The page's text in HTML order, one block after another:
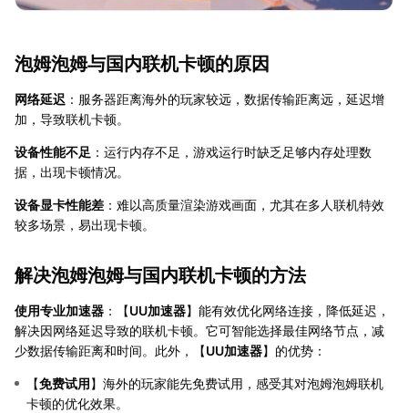
泡姆泡姆与国内联机卡顿的原因
网络延迟 ：服务器距离海外的玩家较远，数据传输距离远，延迟增
加，导致联机卡顿。
设备性能不足 ：运行内存不足，游戏运行时缺乏足够内存处理数
据，出现卡顿情况。
设备显卡性能差 ：难以高质量渲染游戏画面，尤其在多人联机特效
较多场景，易出现卡顿。
解决泡姆泡姆与国内联机卡顿的方法
使用专业加速器 ：【UU加速器】能有效优化网络连接，降低延迟，
解决因网络延迟导致的联机卡顿。它可智能选择最佳网络节点，减
少数据传输距离和时间。此外，【UU加速器】的优势：
【免费试用】海外的玩家能先免费试用，感受其对泡姆泡姆联机
卡顿的优化效果。